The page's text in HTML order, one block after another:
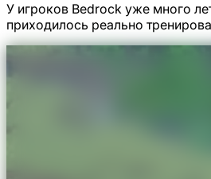
У игроков Bedrock уже много
приходилось реально